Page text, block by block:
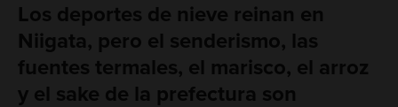
Los deportes de nieve reinan en
Niigata, pero el senderismo, las
fuentes termales, el marisco, el arroz
y el sake de la prefectura son